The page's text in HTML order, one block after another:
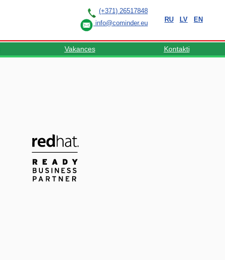
(+371) 26517848
info@cominder.eu
RU LV EN
Vakances Kontakti